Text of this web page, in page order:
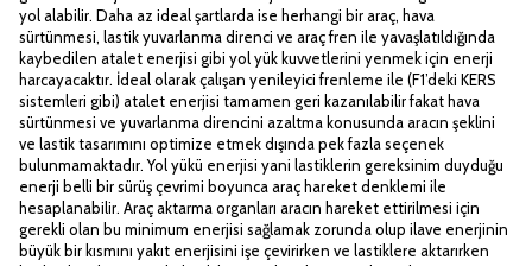
yol alabilir. Daha az ideal şartlarda ise herhangi bir araç, hava
sürtünmesi, lastik yuvarlanma direnci ve araç fren ile yavaşlatıldığında
kaybedilen atalet enerjisi gibi yol yük kuvvetlerini yenmek için enerji
harcayacaktır. İdeal olarak çalışan yenileyici frenleme ile (F1’deki KERS
sistemleri gibi) atalet enerjisi tamamen geri kazanılabilir fakat hava
sürtünmesi ve yuvarlanma direncini azaltma konusunda aracın şeklini
ve lastik tasarımını optimize etmek dışında pek fazla seçenek
bulunmamaktadır. Yol yükü enerjisi yani lastiklerin gereksinim duyduğu
enerji belli bir sürüş çevrimi boyunca araç hareket denklemi ile
hesaplanabilir. Araç aktarma organları aracın hareket ettirilmesi için
gerekli olan bu minimum enerjisi sağlamak zorunda olup ilave enerjinin
büyük bir kısmını yakıt enerjisini işe çevirirken ve lastiklere aktarırken